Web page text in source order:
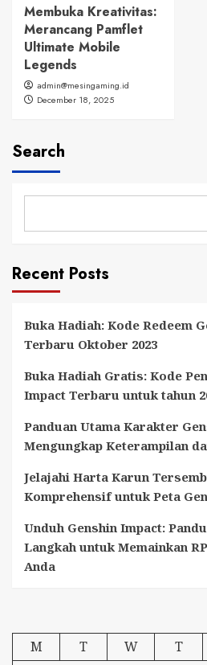
Membuka Kreativitas:
Merancang Pamflet
Ultimate Mobile
Legends
admin@mesingaming.id
December 18, 2025
Search
Recent Posts
Buka Hadiah: Kode Redeem
Terbaru Oktober 2023
Buka Hadiah Gratis: Kode
Impact Terbaru untuk tahun
Panduan Utama Karakter
Mengungkap Keterampilan
Jelajahi Harta Karun
Komprehensif untuk Peta
Unduh Genshin Impact:
Langkah untuk Memainkan
Anda
M
T W T